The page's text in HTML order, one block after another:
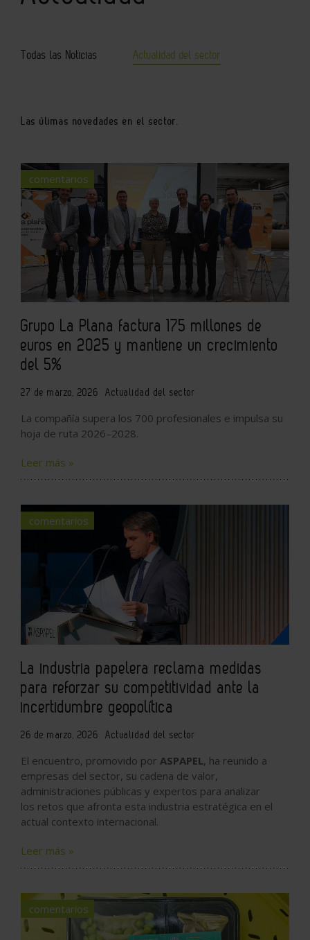
Todas las Noticias Actualidad del sector
Las úlimas novedades en el sector.
comentarios
Grupo La Plana factura 175 millones de
euros en 2025 y mantiene un crecimiento
del 5%
27 de marzo, 2026 Actualidad del sector
La compañía supera los 700 profesionales e impulsa su
hoja de ruta 2026–2028.
Leer más »
comentarios
La industria papelera reclama medidas
para reforzar su competitividad ante la
incertidumbre geopolítica
26 de marzo, 2026 Actualidad del sector
El encuentro, promovido por ASPAPEL, ha reunido a
empresas del sector, su cadena de valor,
administraciones públicas y expertos para analizar
los retos que afronta esta industria estratégica en el
actual contexto internacional.
Leer más »
comentarios